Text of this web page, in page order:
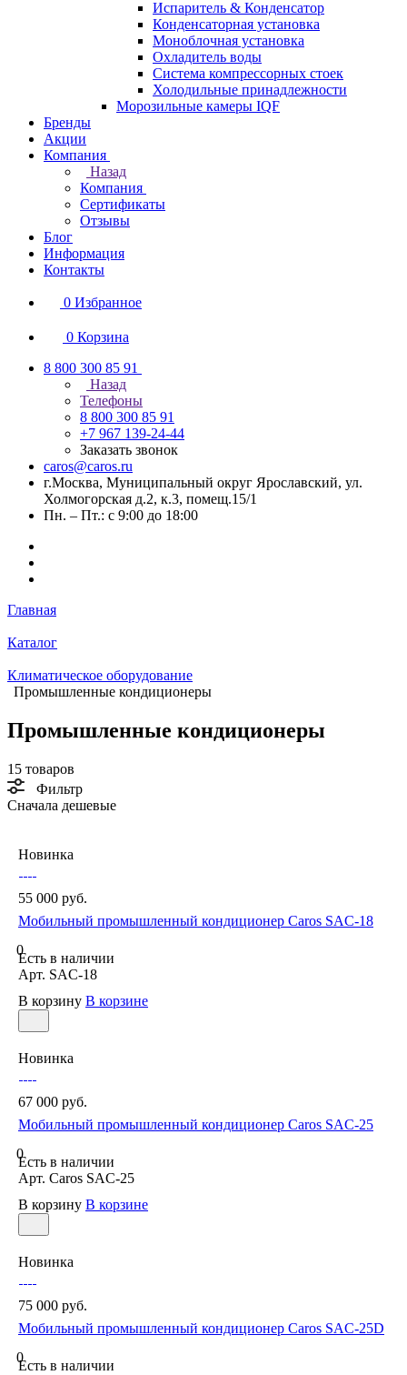
Испаритель & Конденсатор
Конденсаторная установка
Моноблочная установка
Охладитель воды
Система компрессорных стоек
Холодильные принадлежности
Морозильные камеры IQF
Бренды
Акции
Компания
Назад
Компания
Сертификаты
Отзывы
Блог
Информация
Контакты
0 Избранное
0 Корзина
8 800 300 85 91
Назад
Телефоны
8 800 300 85 91
+7 967 139-24-44
Заказать звонок
caros@caros.ru
г.Москва, Муниципальный округ Ярославский, ул.
Холмогорская д.2, к.3, помещ.15/1
Пн. – Пт.: с 9:00 до 18:00
Главная
Каталог
Климатическое оборудование
Промышленные кондиционеры
Промышленные кондиционеры
15 товаров
Фильтр
Сначала дешевые
Новинка
55 000 руб.
Мобильный промышленный кондиционер Caros SAC-18
0
Есть в наличии
Арт. SAC-18
В корзину В корзине
Новинка
67 000 руб.
Мобильный промышленный кондиционер Caros SAC-25
0
Есть в наличии
Арт. Caros SAC-25
В корзину В корзине
Новинка
75 000 руб.
Мобильный промышленный кондиционер Caros SAC-25D
0
Есть в наличии